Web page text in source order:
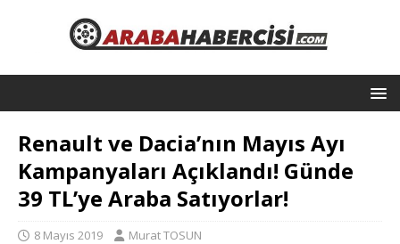
Renault ve Dacia’nın Mayıs Ayı
Kampanyaları Açıklandı! Günde
39 TL’ye Araba Satıyorlar!
8 Mayıs 2019 Murat TOSUN